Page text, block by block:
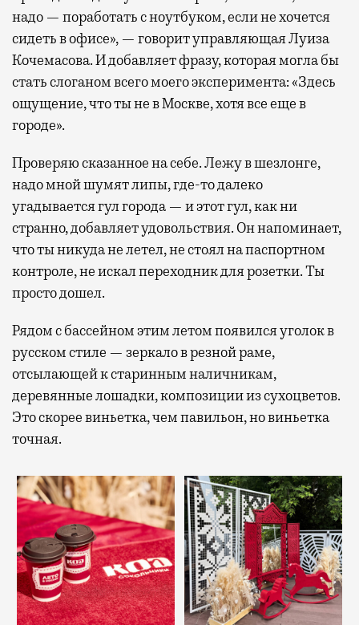
надо — поработать с ноутбуком, если не хочется
сидеть в офисе», — говорит управляющая Луиза
Кочемасова. И добавляет фразу, которая могла бы
стать слоганом всего моего эксперимента: «Здесь
ощущение, что ты не в Москве, хотя все еще в
городе».
Проверяю сказанное на себе. Лежу в шезлонге,
надо мной шумят липы, где-то далеко
угадывается гул города — и этот гул, как ни
странно, добавляет удовольствия. Он напоминает,
что ты никуда не летел, не стоял на паспортном
контроле, не искал переходник для розетки. Ты
просто дошел.
Рядом с бассейном этим летом появился уголок в
русском стиле — зеркало в резной раме,
отсылающей к старинным наличникам,
деревянные лошадки, композиции из сухоцветов.
Это скорее виньетка, чем павильон, но виньетка
точная.